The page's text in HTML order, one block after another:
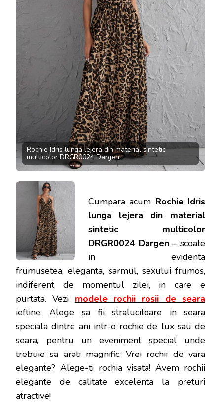
189
LEI
Rochie Idris lunga lejera din material sintetic
multicolor DRGR0024 Dargen
Cumpara acum Rochie Idris
lunga lejera din material
sintetic multicolor
DRGR0024 Dargen– scoate
in evidenta
frumusetea, eleganta, sarmul, sexului frumos,
indiferent de momentul zilei, in care e
purtata. Vezi modele rochii rosii de seara
ieftine. Alege sa fii stralucitoare in seara
speciala dintre ani intr-o rochie de lux sau de
seara, pentru un eveniment special unde
trebuie sa arati magnific. Vrei rochii de vara
elegante? Alege-ti rochia visata! Avem rochii
elegante de calitate excelenta la preturi
atractive!